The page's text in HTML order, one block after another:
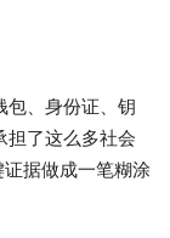
包、身份证、钥
担了这么多社会
据做成一笔糊涂